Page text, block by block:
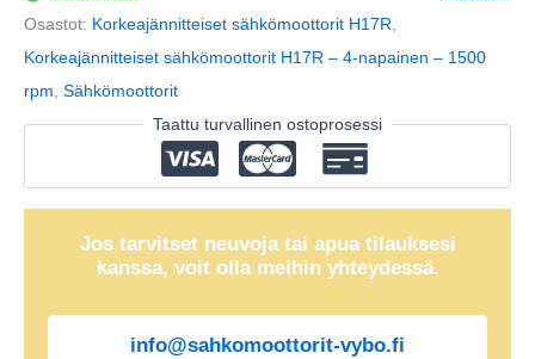
Osastot: Korkeajännitteiset sähkömoottorit H17R
Korkeajännitteiset sähkömoottorit H17R – 4-napainen – 1500
rpm Sähkömoottorit
Taattu turvallinen ostoprosessi
Jos tarvitset neuvoja tai apua tilauksesi
kanssa, voit olla meihin yhteydessä.
info@sahkomoottorit-vybo.fi